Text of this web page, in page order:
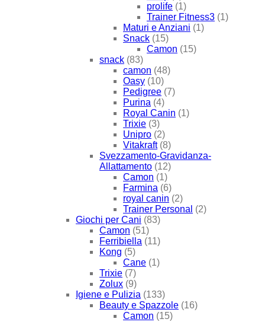
prolife (1)
Trainer Fitness3 (1)
Maturi e Anziani (1)
Snack (15)
Camon (15)
snack (83)
camon (48)
Oasy (10)
Pedigree (7)
Purina (4)
Royal Canin (1)
Trixie (3)
Unipro (2)
Vitakraft (8)
Svezzamento-Gravidanza-
Allattamento (12)
Camon (1)
Farmina (6)
royal canin (2)
Trainer Personal (2)
Giochi per Cani (83)
Camon (51)
Ferribiella (11)
Kong (5)
Cane (1)
Trixie (7)
Zolux (9)
Igiene e Pulizia (133)
Beauty e Spazzole (16)
Camon (15)